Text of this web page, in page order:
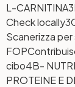
L-CARNITINA
Check locally
Scanerizza per
FOP
cibo4B-
PROTEINE E